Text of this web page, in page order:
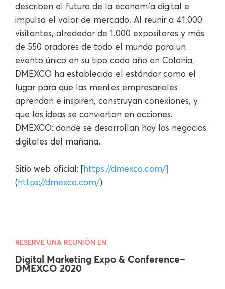
describen el futuro de la economía digital e
impulsa el valor de mercado. Al reunir a 41.000
visitantes, alrededor de 1.000 expositores y más
de 550 oradores de todo el mundo para un
evento único en su tipo cada año en Colonia,
DMEXCO ha establecido el estándar como el
lugar para que las mentes empresariales
aprendan e inspiren, construyan conexiones, y
que las ideas se conviertan en acciones.
DMEXCO: donde se desarrollan hoy los negocios
digitales del mañana.
Sitio web oficial: [https://dmexco.com/]
(https://dmexco.com/)
RESERVE UNA REUNIÓN EN
Digital Marketing Expo & Conference–
DMEXCO 2020